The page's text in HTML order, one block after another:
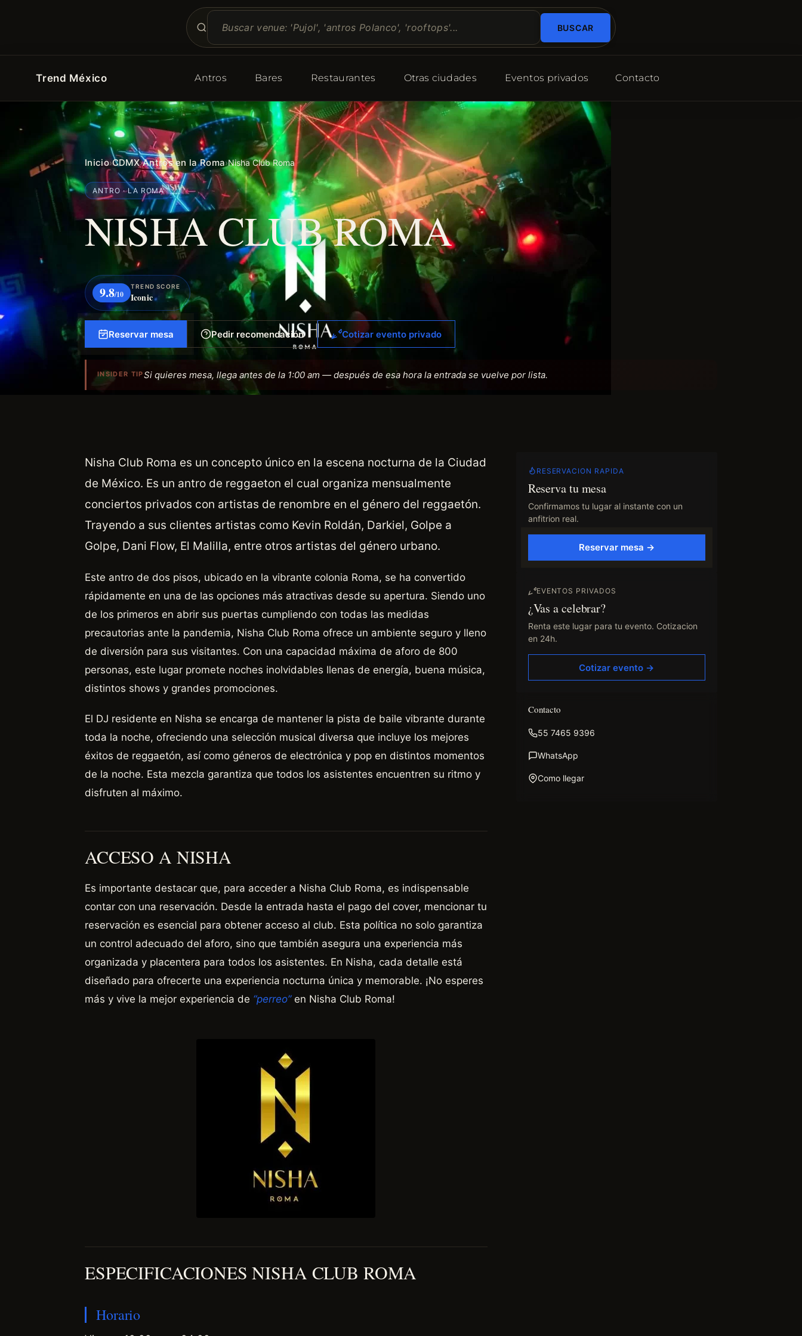
BUSCAR
Trend México Antros Bares Restaurantes Otras ciudades Eventos privados Contacto
Inicio›CDMX›Antros en la Roma›Nisha Club Roma
ANTRO · LA ROMA
NISHA CLUB ROMA
9.8/10
TREND SCORE
Iconic
Reservar mesa Pedir recomendación Cotizar evento privado
INSIDER TIPSi quieres mesa, llega antes de la 1:00 am — después de esa hora la entrada se vuelve por lista.
Nisha Club Roma es un concepto único en la escena nocturna de la Ciudad
de México. Es un antro de reggaeton el cual organiza mensualmente
conciertos privados con artistas de renombre en el género del reggaetón.
Trayendo a sus clientes artistas como Kevin Roldán, Darkiel, Golpe a
Golpe, Dani Flow, El Malilla, entre otros artistas del género urbano.
Este antro de dos pisos, ubicado en la vibrante colonia Roma, se ha convertido
rápidamente en una de las opciones más atractivas desde su apertura. Siendo uno
de los primeros en abrir sus puertas cumpliendo con todas las medidas
precautorias ante la pandemia, Nisha Club Roma ofrece un ambiente seguro y lleno
de diversión para sus visitantes. Con una capacidad máxima de aforo de 800
personas, este lugar promete noches inolvidables llenas de energía, buena música,
distintos shows y grandes promociones.
El DJ residente en Nisha se encarga de mantener la pista de baile vibrante durante
toda la noche, ofreciendo una selección musical diversa que incluye los mejores
éxitos de reggaetón, así como géneros de electrónica y pop en distintos momentos
de la noche. Esta mezcla garantiza que todos los asistentes encuentren su ritmo y
disfruten al máximo.
ACCESO A NISHA
Es importante destacar que, para acceder a Nisha Club Roma, es indispensable
contar con una reservación. Desde la entrada hasta el pago del cover, mencionar tu
reservación es esencial para obtener acceso al club. Esta política no solo garantiza
un control adecuado del aforo, sino que también asegura una experiencia más
organizada y placentera para todos los asistentes. En Nisha, cada detalle está
diseñado para ofrecerte una experiencia nocturna única y memorable. ¡No esperes
más y vive la mejor experiencia de “perreo”en Nisha Club Roma!
ESPECIFICACIONES NISHA CLUB ROMA
Horario
RESERVACION RAPIDA
Reserva tu mesa
Confirmamos tu lugar al instante con un
anfitrion real.
Reservar mesa →
EVENTOS PRIVADOS
¿Vas a celebrar?
Renta este lugar para tu evento. Cotizacion
en 24h.
Cotizar evento →
Contacto
55 7465 9396
WhatsApp
Como llegar